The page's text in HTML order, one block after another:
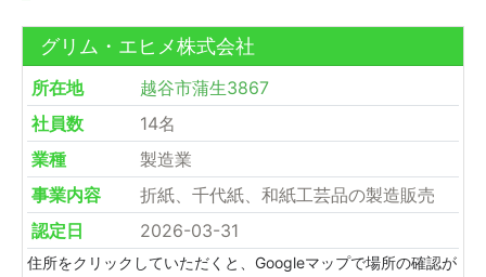
グリム・エヒメ株式会社
所在地
越谷市蒲生3867
社員数
14名
業種
製造業
事業内容
折紙、千代紙、和紙工芸品の製造販売
認定日
2026-03-31
住所をクリックしていただくと、Googleマップで場所の確認が